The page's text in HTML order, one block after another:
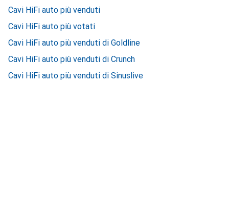
Cavi HiFi auto più venduti
Cavi HiFi auto più votati
Cavi HiFi auto più venduti di Goldline
Cavi HiFi auto più venduti di Crunch
Cavi HiFi auto più venduti di Sinuslive